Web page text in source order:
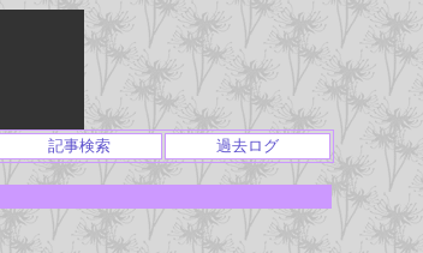
記事検索 過去ログ